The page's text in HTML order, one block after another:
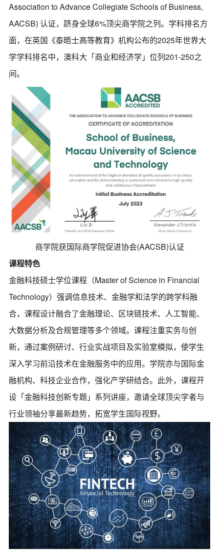
Association to Advance Collegiate Schools of Business,
AACSB) 认证，跻身全球6%顶尖商学院之列。学科排名方
面，在英国《泰晤士高等教育》机构公布的2025年世界大
学学科排名中，澳科大「商业和经济学」位列201-250之
间。
商学院获国际商学院促进协会(AACSB)认证
课程特色
金融科技硕士学位课程（Master of Science in Financial
Technology）强调信息技术、金融学和法学的跨学科融
合，课程设计融合了金融理论、区块链技术、人工智能、
大数据分析及合规管理等多个领域。课程注重实务与创
新，通过案例研讨、行业实战项目及实验室模拟，使学生
深入学习前沿技术在金融服务中的应用。学院亦与国际金
融机构、科技企业合作，强化产学研结合。此外，课程开
设「金融科技创新专题」系列讲座，邀请全球顶尖学者与
行业领袖分享最新趋势，拓宽学生国际视野。